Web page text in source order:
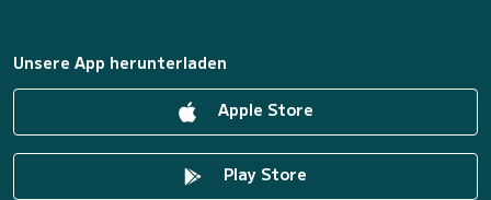
Unsere App herunterladen
Apple Store
Play Store